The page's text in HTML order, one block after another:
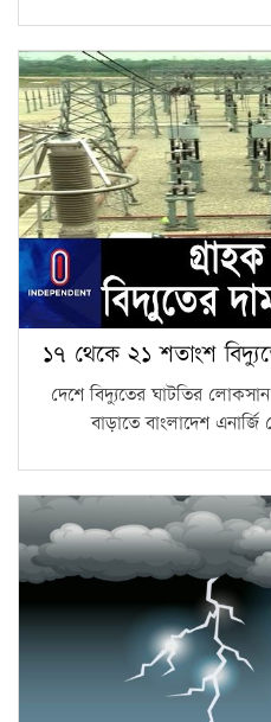
১৭ থেকে ২১ শতাংশ
দেশে বিদ্যুতের ঘাটতির
বাড়াতে বাংলাদেশ